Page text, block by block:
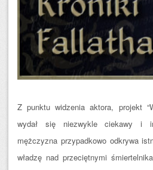
Z punktu widzenia aktora, projekt
wydał się niezwykle ciekawy i
mężczyzna przypadkowo odkrywa
władzę nad przeciętnymi